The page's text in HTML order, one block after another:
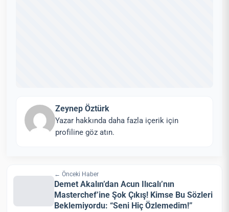
Zeynep Öztürk
Yazar hakkında daha fazla içerik için
profiline göz atın.
← Önceki Haber
Demet Akalın’dan Acun Ilıcalı’nın
Masterchef’ine Şok Çıkış! Kimse Bu Sözleri
Beklemiyordu: “Seni Hiç Özlemedim!”